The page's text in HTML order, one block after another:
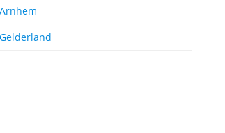
Arnhem
Gelderland